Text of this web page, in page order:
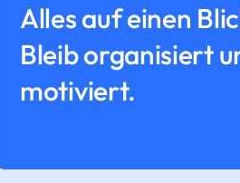
Alles auf einen
Bleib organisiert
motiviert.